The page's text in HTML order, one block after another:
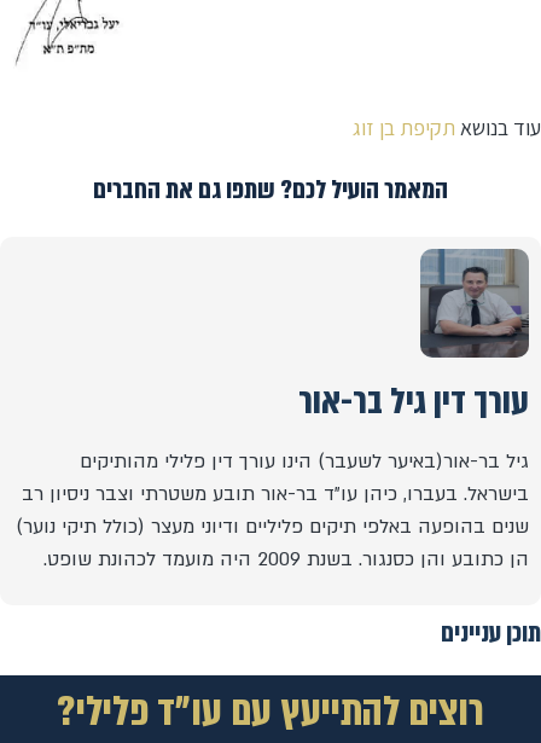
עוד בנושא תקיפת בן זוג
המאמר הועיל לכם? שתפו גם את החברים
עורך דין גיל בר-אור
גיל בר-אור(באיער לשעבר) הינו עורך דין פלילי מהותיקים
בישראל. בעברו, כיהן עו"ד בר-אור תובע משטרתי וצבר ניסיון רב
שנים בהופעה באלפי תיקים פליליים ודיוני מעצר (כולל תיקי נוער)
הן כתובע והן כסנגור. בשנת 2009 היה מועמד לכהונת שופט.
תוכן עניינים
רוצים להתייעץ עם עו"ד פלילי?